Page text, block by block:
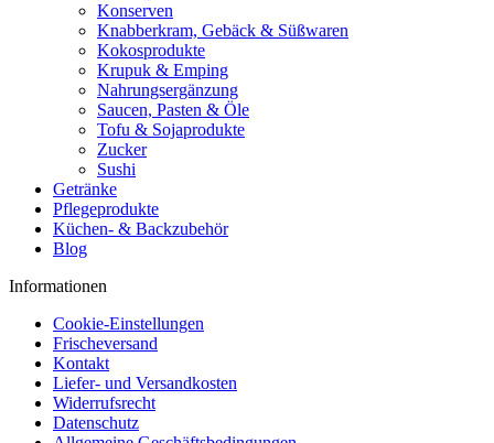
Konserven
Knabberkram, Gebäck & Süßwaren
Kokosprodukte
Krupuk & Emping
Nahrungsergänzung
Saucen, Pasten & Öle
Tofu & Sojaprodukte
Zucker
Sushi
Getränke
Pflegeprodukte
Küchen- & Backzubehör
Blog
Informationen
Cookie-Einstellungen
Frischeversand
Kontakt
Liefer- und Versandkosten
Widerrufsrecht
Datenschutz